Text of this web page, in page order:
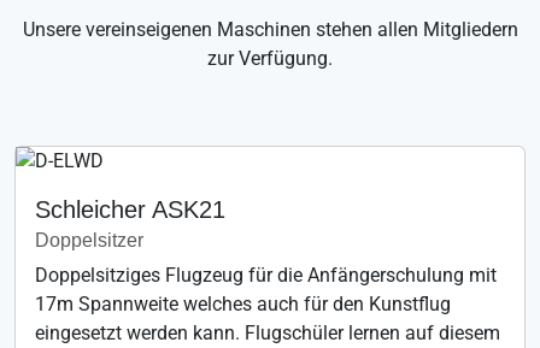
Unsere vereinseigenen Maschinen stehen allen Mitgliedern
zur Verfügung.
Schleicher ASK21
Doppelsitzer
Doppelsitziges Flugzeug für die Anfängerschulung mit
17m Spannweite welches auch für den Kunstflug
eingesetzt werden kann. Flugschüler lernen auf diesem